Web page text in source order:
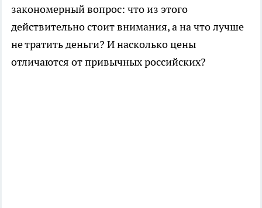
закономерный вопрос: что из этого
действительно стоит внимания, а на что лучше
не тратить деньги? И насколько цены
отличаются от привычных российских?